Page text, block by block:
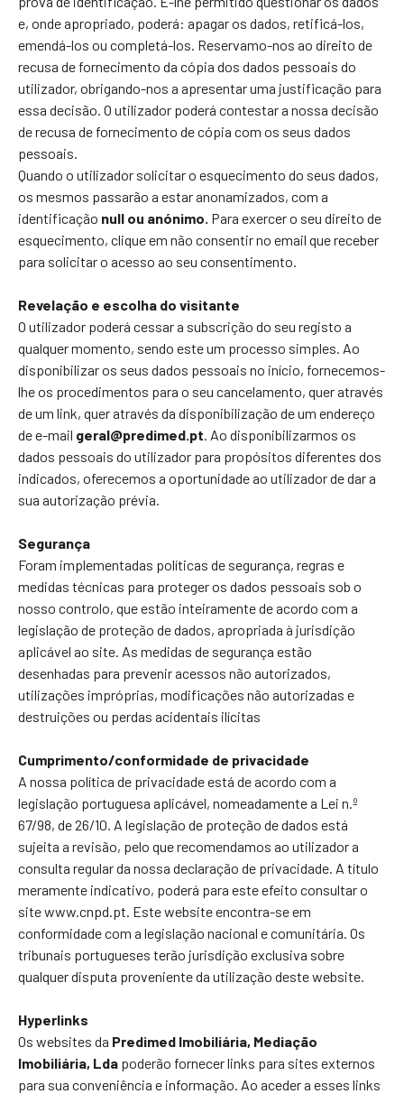
e, onde apropriado, poderá: apagar os dados, retificá-los,
emendá-los ou completá-los. Reservamo-nos ao direito de
recusa de fornecimento da cópia dos dados pessoais do
utilizador, obrigando-nos a apresentar uma justificação para
essa decisão. O utilizador poderá contestar a nossa decisão
de recusa de fornecimento de cópia com os seus dados
pessoais.
Quando o utilizador solicitar o esquecimento do seus dados,
os mesmos passarão a estar anonamizados, com a
identificação null ou anónimo. Para exercer o seu direito de
esquecimento, clique em não consentir no email que receber
para solicitar o acesso ao seu consentimento.
Revelação e escolha do visitante
O utilizador poderá cessar a subscrição do seu registo a
qualquer momento, sendo este um processo simples. Ao
disponibilizar os seus dados pessoais no início, fornecemos-
lhe os procedimentos para o seu cancelamento, quer através
de um link, quer através da disponibilização de um endereço
de e-mail geral@predimed.pt. Ao disponibilizarmos os
dados pessoais do utilizador para propósitos diferentes dos
indicados, oferecemos a oportunidade ao utilizador de dar a
sua autorização prévia.
Segurança
Foram implementadas políticas de segurança, regras e
medidas técnicas para proteger os dados pessoais sob o
nosso controlo, que estão inteiramente de acordo com a
legislação de proteção de dados, apropriada à jurisdição
aplicável ao site. As medidas de segurança estão
desenhadas para prevenir acessos não autorizados,
utilizações impróprias, modificações não autorizadas e
destruições ou perdas acidentais ilícitas
Cumprimento/conformidade de privacidade
A nossa política de privacidade está de acordo com a
legislação portuguesa aplicável, nomeadamente a Lei n.º
67/98, de 26/10. A legislação de proteção de dados está
sujeita a revisão, pelo que recomendamos ao utilizador a
consulta regular da nossa declaração de privacidade. A título
meramente indicativo, poderá para este efeito consultar o
site www.cnpd.pt. Este website encontra-se em
conformidade com a legislação nacional e comunitária. Os
tribunais portugueses terão jurisdição exclusiva sobre
qualquer disputa proveniente da utilização deste website.
Hyperlinks
Os websites da Predimed Imobiliária, Mediação
Imobiliária, Lda poderão fornecer links para sites externos
para sua conveniência e informação. Ao aceder a esses links